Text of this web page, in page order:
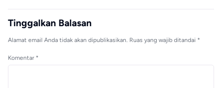
Tinggalkan Balasan
Alamat email Anda tidak akan dipublikasikan. Ruas yang wajib ditandai *
Komentar *